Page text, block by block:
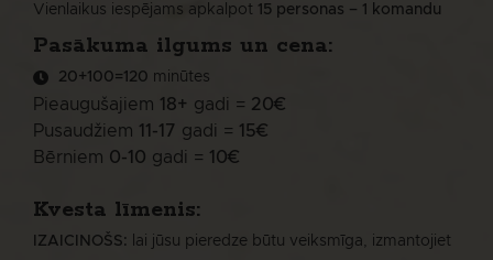
Vienlaikus iespējams apkalpot 15 personas – 1 komandu
Pasākuma ilgums un cena:
20+100=120 minūtes
Pieaugušajiem 18+ gadi = 20€
Pusaudžiem 11-17 gadi = 15€
Bērniem 0-10 gadi = 10€
Kvesta līmenis:
IZAICINOŠS:
lai jūsu pieredze būtu veiksmīga, izmantojiet